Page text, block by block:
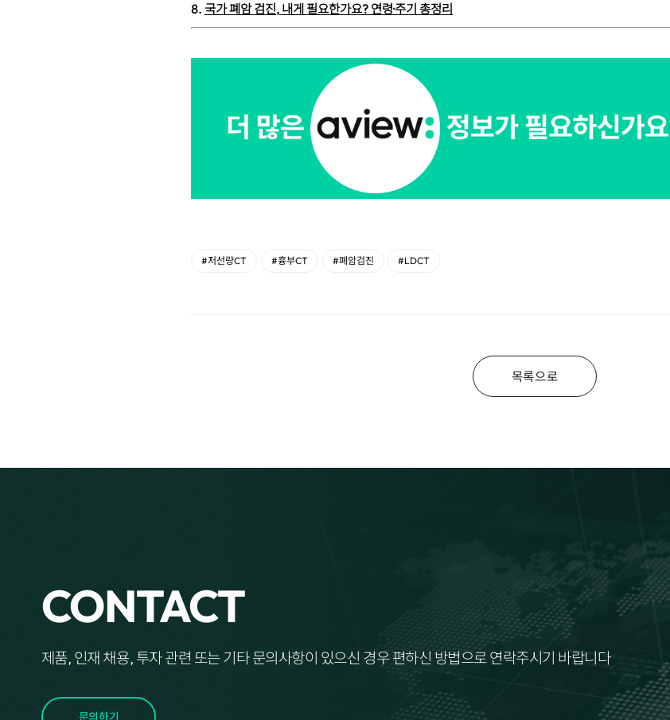
8. 국가 폐암 검진, 내게 필요한가요? 연령·주기 총정리
#저선량CT #흉부CT #폐암검진 #LDCT
목록으로
CONTACT
제품, 인재 채용, 투자 관련 또는 기타 문의사항이 있으신 경우 편하신 방법으로 연락주시기 바랍니다
문의하기